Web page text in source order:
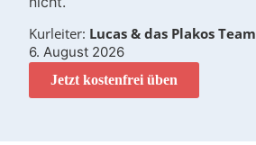
Kurleiter: Lucas & das Plakos Team
6. August 2026
Jetzt kostenfrei üben